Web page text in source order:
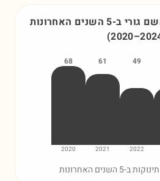
גורי ב-5 השנים האחרונות
(2020–
49
2022
61
2021
68
2020